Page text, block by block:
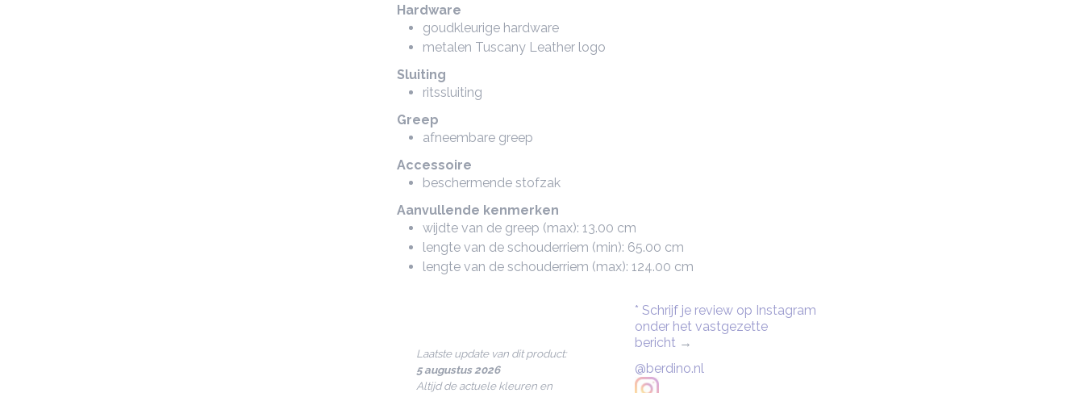
Hardware
goudkleurige hardware
metalen Tuscany Leather logo
Sluiting
ritssluiting
Greep
afneembare greep
Accessoire
beschermende stofzak
Aanvullende kenmerken
wijdte van de greep (max): 13.00 cm
lengte van de schouderriem (min): 65.00 cm
lengte van de schouderriem (max): 124.00 cm
Laatste update van dit product:
5 augustus 2026
Altijd de actuele kleuren en
* Schrijf je review op Instagram
onder het vastgezette
bericht →
@berdino.nl